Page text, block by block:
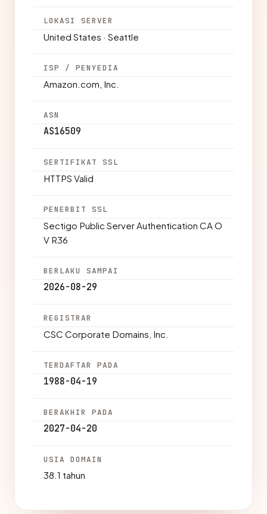
LOKASI SERVER
United States · Seattle
ISP / PENYEDIA
Amazon.com, Inc.
ASN
AS16509
SERTIFIKAT SSL
HTTPS Valid
PENERBIT SSL
Sectigo Public Server Authentication CA O
V R36
BERLAKU SAMPAI
2026-08-29
REGISTRAR
CSC Corporate Domains, Inc.
TERDAFTAR PADA
1988-04-19
BERAKHIR PADA
2027-04-20
USIA DOMAIN
38.1 tahun